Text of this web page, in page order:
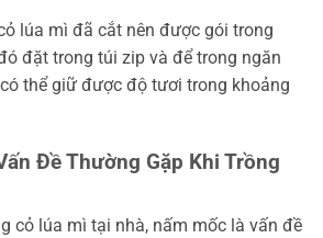
lúa mì đã cắt nên được gói trong
đặt trong túi zip và để trong ngăn
thể giữ được độ tươi trong khoảng
Đề Thường Gặp Khi Trồng
cỏ lúa mì tại nhà, nấm mốc là vấn đề